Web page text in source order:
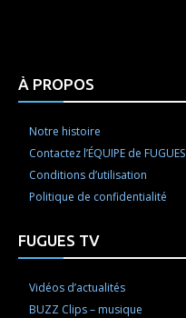
À PROPOS
Notre histoire
Contactez l’ÉQUIPE de FUGUES
Conditions d’utilisation
Politique de confidentialité
FUGUES TV
Vidéos d’actualités
BUZZ Clips – musique